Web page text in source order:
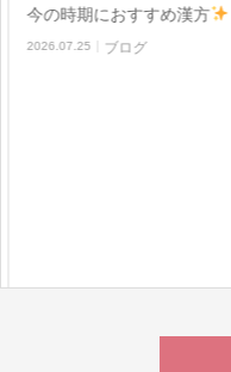
今の時期におすすめ漢方
2026.07.25 ブログ